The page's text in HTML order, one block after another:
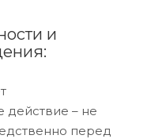
и
– не
перед